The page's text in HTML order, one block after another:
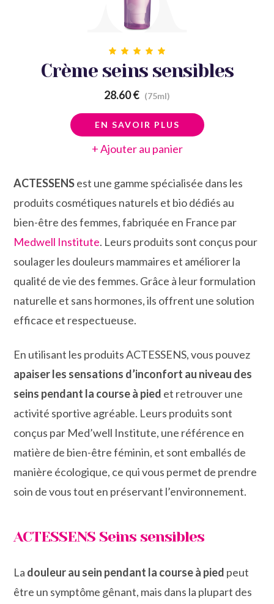
Crème seins sensibles
28.60 € (75ml)
EN SAVOIR PLUS
+ Ajouter au panier
ACTESSENSest une gamme spécialisée dans les
produits cosmétiques naturels et bio dédiés au
bien-être des femmes, fabriquée en France par
Medwell Institute. Leurs produits sont conçus pour
soulager les douleurs mammaires et améliorer la
qualité de vie des femmes. Grâce à leur formulation
naturelle et sans hormones, ils offrent une solution
efficace et respectueuse.
En utilisant les produits ACTESSENS, vous pouvez
apaiser les sensations d’inconfort au niveau des
seins pendant la course à pied et retrouver une
activité sportive agréable. Leurs produits sont
conçus par Med’well Institute, une référence en
matière de bien-être féminin, et sont emballés de
manière écologique, ce qui vous permet de prendre
soin de vous tout en préservant l’environnement.
ACTESSENS Seins sensibles
La douleur au sein pendant la course à pied peut
être un symptôme gênant, mais dans la plupart des